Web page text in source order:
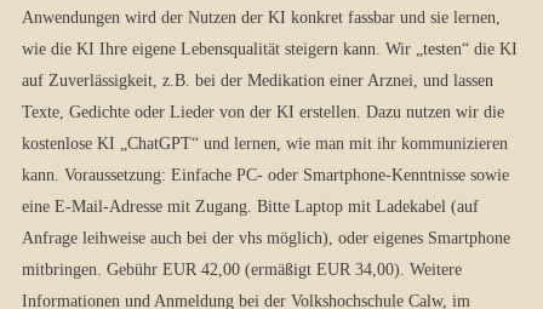
Anwendungen wird der Nutzen der KI konkret fassbar und sie lernen,
wie die KI Ihre eigene Lebensqualität steigern kann. Wir „testen“ die KI
auf Zuverlässigkeit, z.B. bei der Medikation einer Arznei, und lassen
Texte, Gedichte oder Lieder von der KI erstellen. Dazu nutzen wir die
kostenlose KI „ChatGPT“ und lernen, wie man mit ihr kommunizieren
kann. Voraussetzung: Einfache PC- oder Smartphone-Kenntnisse sowie
eine E-Mail-Adresse mit Zugang. Bitte Laptop mit Ladekabel (auf
Anfrage leihweise auch bei der vhs möglich), oder eigenes Smartphone
mitbringen. Gebühr EUR 42,00 (ermäßigt EUR 34,00). Weitere
Informationen und Anmeldung bei der Volkshochschule Calw, im